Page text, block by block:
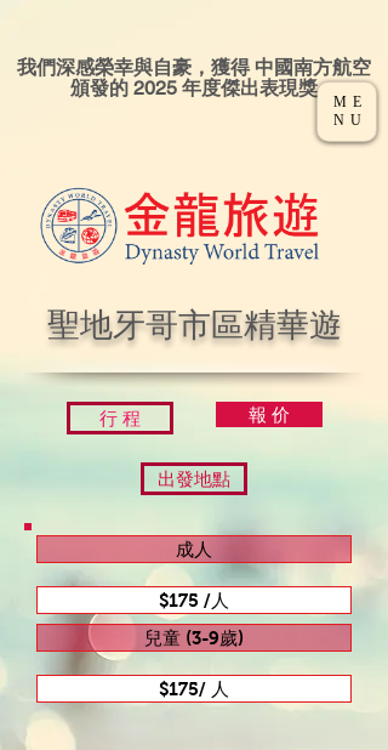
我們深感榮幸與自豪，獲得 中國南方航空
頒發的 2025 年度傑出表現獎
ME
NU
聖地牙哥市區精華遊
行 程 報 价
出發地點
成人
$175 /人
兒童 (3-9歲)
$175/ 人